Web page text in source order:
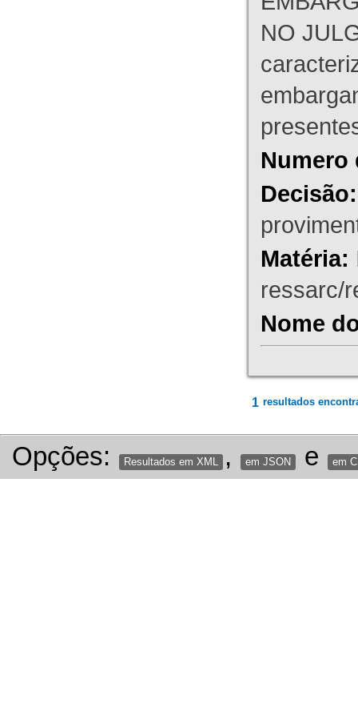
NO
Numero
Decisão:
Matéria:
ressarc/
Nome
1 resultados
Opções: Resultados em XML , em JSON e em